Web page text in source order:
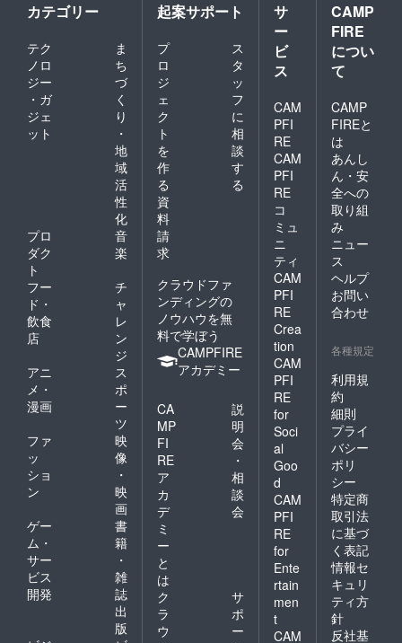
書きく
ださ
い。
9月26日
より全
以降で
調整い
たしま
す。
通話不
要の場
合は
「通話
不要」
とお書
きくだ
さい。
カテゴリー
テク
ノロ
ジー
・ガ
ジェ
ット
ま
ち
づ
く
り
・
地
域
活
性
化
プロ
ダク
ト
音
楽
フー
ド・
飲食
店
チ
ャ
レ
ン
ジ
アニ
メ・
漫画
ス
ポ
ー
ツ
ファ
ッ
ショ
ン
映
像
・
映
画
ゲー
ム・
サー
ビス
開発
書
籍
・
雑
誌
出
版
起案サポート
プ
ロ
ジ
ェ
ク
ト
を
作
る
ス
タ
ッ
フ
に
相
談
す
る
資
料
請
求
クラウドファ
ンディングの
ノウハウを無
料で学ぼう
CAMPFIRE
アカデミー
CA
MP
FI
RE
ア
カ
デ
ミ
ー
と
は
説
明
会
・
相
談
会
ク
ラ
ウ
サ
ポ
ー
サ
ー
ビ
ス
CAM
PFI
RE
CAM
PFI
RE
コ
ミュ
ニ
ティ
CAM
PFI
RE
Crea
tion
CAM
PFI
RE
for
Soci
al
Goo
d
CAM
PFI
RE
for
Ente
rtain
men
t
CAM
CAMP
FIRE
につい
て
CAMP
FIREと
は
あんし
ん・安
全への
取り組
み
ニュー
ス
ヘルプ
お問い
合わせ
各種規定
利用規
約
細則
プライ
バシー
ポリ
シー
特定商
取引法
に基づ
く表記
情報セ
キュリ
ティ方
針
反社基